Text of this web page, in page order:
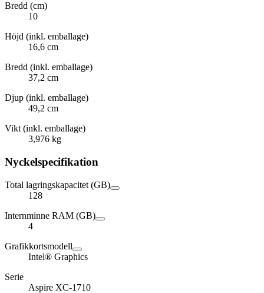
Bredd (cm)
10
Höjd (inkl. emballage)
16,6 cm
Bredd (inkl. emballage)
37,2 cm
Djup (inkl. emballage)
49,2 cm
Vikt (inkl. emballage)
3,976 kg
Nyckelspecifikation
Total lagringskapacitet (GB)
128
Internminne RAM (GB)
4
Grafikkortsmodell
Intel® Graphics
Serie
Aspire XC-1710